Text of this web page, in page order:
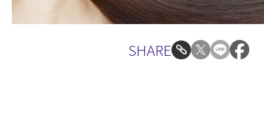
SHARE